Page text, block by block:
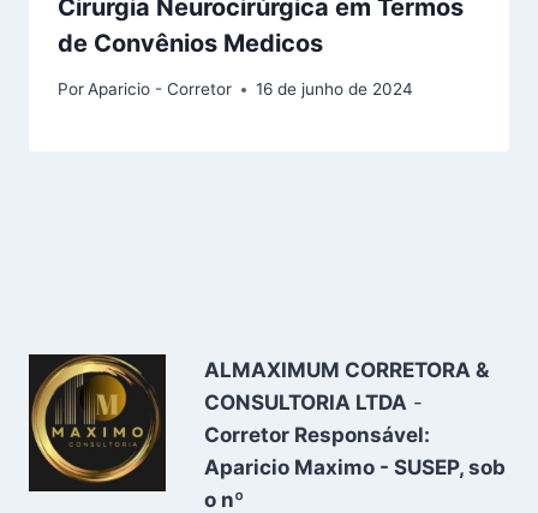
Cirurgia Neurocirúrgica em Termos
de Convênios Medicos
PorAparicio - Corretor 16 de junho de 2024
ALMAXIMUM CORRETORA &
CONSULTORIA LTDA -
Corretor Responsável:
Aparicio Maximo - SUSEP, sob
o nº